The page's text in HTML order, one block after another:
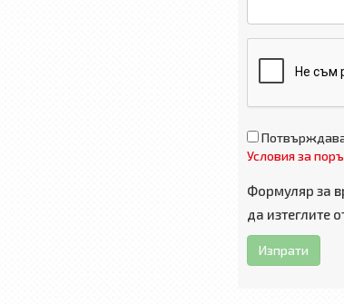
Условия за
Формуляр за
да изтеглите
Изпрати